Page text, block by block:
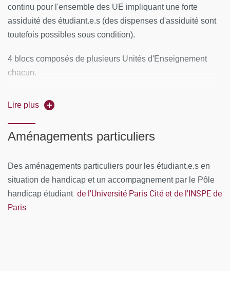
continu pour l'ensemble des UE impliquant une forte
assiduité des étudiant.e.s (des dispenses d'assiduité sont
toutefois possibles sous condition).
4 blocs composés de plusieurs Unités d'Enseignement
chacun.
niveaux de compétences)
- Evaluation par notes pour les blocs 2 et 4
écrites ou orales, comptes rendus, devoirs à remettre,
exposés... selon l’enseignant.e.
- Validation des acquis possible
Lire plus
Aménagements particuliers
Des aménagements particuliers pour les étudiant.e.s en
situation de handicap et un accompagnement par le Pôle
handicap étudiant de l'Université Paris Cité et de l'INSPE de
Paris